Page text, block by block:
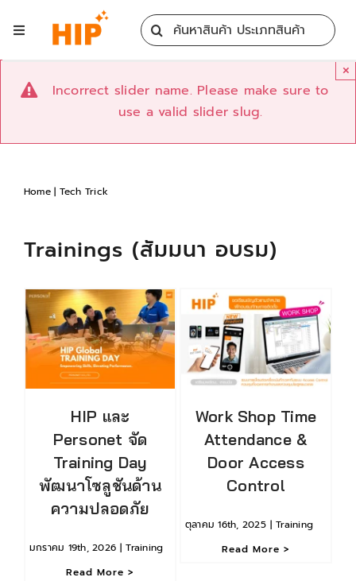
Toggle
Contact
Search
for:
Incorrect slider name. Please make sure to
use a valid slider slug.
×
Home| Tech Trick
Trainings (สัมมนา อบรม)
HIP และ
Personet จัด
Training Day
พัฒนาโซลูชันด้าน
ความปลอดภัย
มกราคม 19th, 2026 | Training
Read More >
Work Shop Time
Attendance &
Door Access
Control
ตุลาคม 16th, 2025 | Training
Read More >